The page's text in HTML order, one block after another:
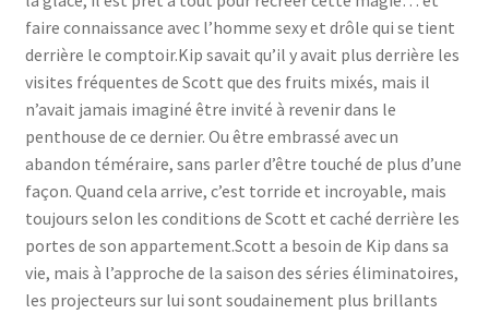
faire connaissance avec l’homme sexy et drôle qui se tient
derrière le comptoir.Kip savait qu’il y avait plus derrière les
visites fréquentes de Scott que des fruits mixés, mais il
n’avait jamais imaginé être invité à revenir dans le
penthouse de ce dernier. Ou être embrassé avec un
abandon téméraire, sans parler d’être touché de plus d’une
façon. Quand cela arrive, c’est torride et incroyable, mais
toujours selon les conditions de Scott et caché derrière les
portes de son appartement.Scott a besoin de Kip dans sa
vie, mais à l’approche de la saison des séries éliminatoires,
les projecteurs sur lui sont soudainement plus brillants